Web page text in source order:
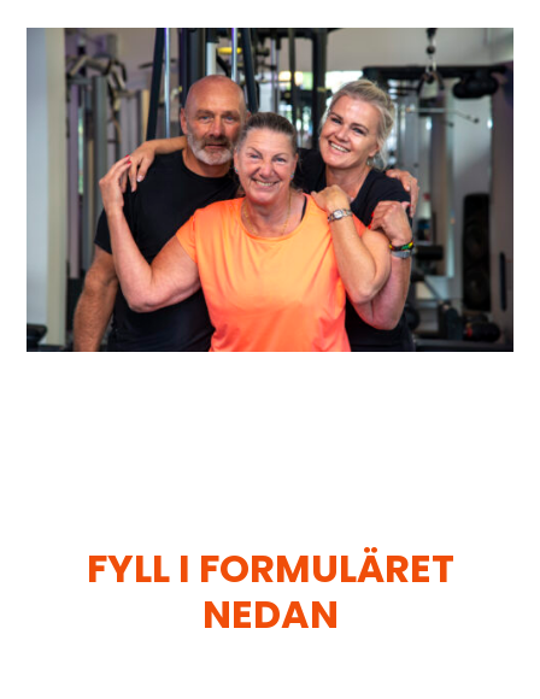
FYLL I FORMULÄRET
NEDAN